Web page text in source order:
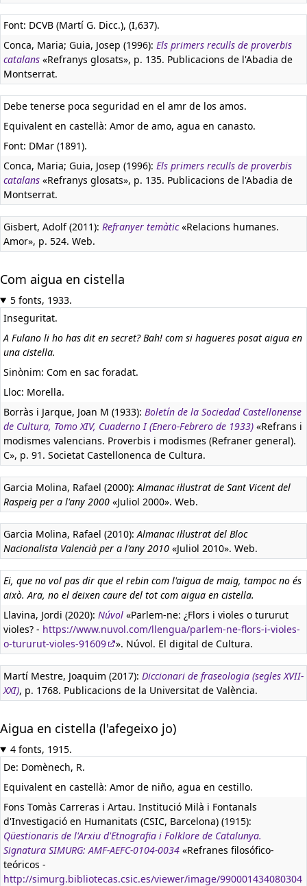
Font: DCVB (Martí G. Dicc.), (I,637).
Conca, Maria; Guia, Josep (1996): Els primers reculls de proverbis
catalans «Refranys glosats», p. 135. Publicacions de l'Abadia de
Montserrat.
Debe tenerse poca seguridad en el amr de los amos.
Equivalent en castellà: Amor de amo, agua en canasto.
Font: DMar (1891).
Conca, Maria; Guia, Josep (1996): Els primers reculls de proverbis
catalans «Refranys glosats», p. 135. Publicacions de l'Abadia de
Montserrat.
Gisbert, Adolf (2011): Refranyer temàtic«Relacions humanes.
Amor», p. 524. Web.
Com aigua en cistella
5 fonts, 1933.
Inseguritat.
A Fulano li ho has dit en secret? Bah! com si hagueres posat aigua en
una cistella.
Sinònim: Com en sac foradat.
Lloc: Morella.
Borràs i Jarque, Joan M (1933): Boletín de la Sociedad Castellonense
de Cultura, Tomo XIV, Cuaderno I (Enero-Febrero de 1933) «Refrans i
modismes valencians. Proverbis i modismes (Refraner general).
C», p. 91. Societat Castellonenca de Cultura.
Garcia Molina, Rafael (2000):Almanac il·lustrat de Sant Vicent del
Raspeig per a l'any 2000 «Juliol 2000». Web.
Garcia Molina, Rafael (2010):Almanac il·lustrat del Bloc
Nacionalista Valencià per a l'any 2010 «Juliol 2010». Web.
Ei, que no vol pas dir que el rebin com l'aigua de maig, tampoc no és
això. Ara, no el deixen caure del tot com aigua en cistella.
Llavina, Jordi (2020): Núvol «Parlem-ne: ¿Flors i violes o tururut
violes? - https://www.nuvol.com/llengua/parlem-ne-flors-i-violes-
o-tururut-violes-91609
». Núvol. El digital de Cultura.
Martí Mestre, Joaquim (2017): Diccionari de fraseologia (segles XVII-
XXI), p. 1768. Publicacions de la Universitat de València.
Aigua en cistella (l'afegeixo jo)
4 fonts, 1915.
De: Domènech, R.
Equivalent en castellà: Amor de niño, agua en cestillo.
Fons Tomàs Carreras i Artau. Institució Milà i Fontanals
d'Investigació en Humanitats (CSIC, Barcelona) (1915):
Qüestionaris de l'Arxiu d'Etnografia i Folklore de Catalunya.
Signatura SIMURG: AMF-AEFC-0104-0034 «Refranes filosófico-
teóricos -
http://simurg.bibliotecas.csic.es/viewer/image/990001434080304